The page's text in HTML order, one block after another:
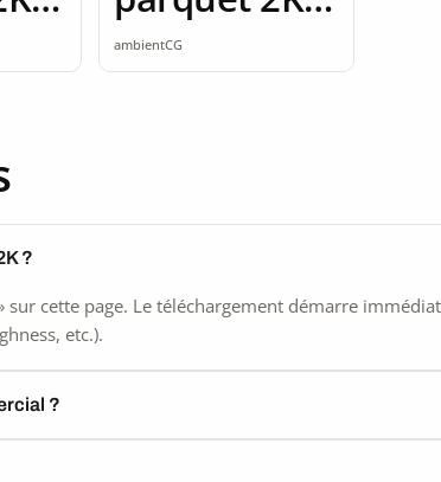
seamless
ambientCG
?
sur cette page. Le téléchargement démarre
etc.).
?